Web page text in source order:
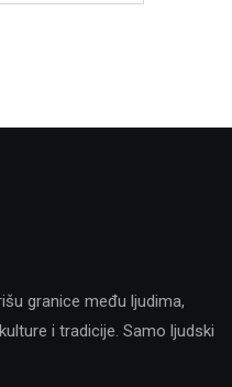
granice među ljudima,
i tradicije. Samo ljudski